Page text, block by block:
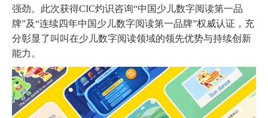
强劲。此次获得CIC灼识咨询“中国少儿数字阅读第一品
牌”及“连续四年中国少儿数字阅读第一品牌”权威认证，充
分彰显了叫叫在少儿数字阅读领域的领先优势与持续创新
能力。